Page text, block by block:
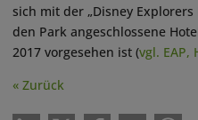
sich mit der „Disney
den Park angeschlossene
2017 vorgesehen ist (vgl. EAP,
« Zurück